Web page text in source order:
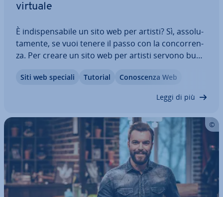
virtuale
È in­di­spen­sa­bi­le un sito web per artisti? Sì, as­so­lu­
ta­men­te, se vuoi tenere il passo con la con­cor­ren­
za. Per creare un sito web per artisti servono buon
contenuti. A pre­scin­de­re da come si realizza un
Siti web speciali Tutorial Co­no­scen­za Web
Leggi di più